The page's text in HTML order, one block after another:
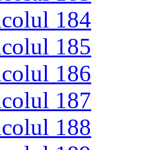
184
185
186
187
188